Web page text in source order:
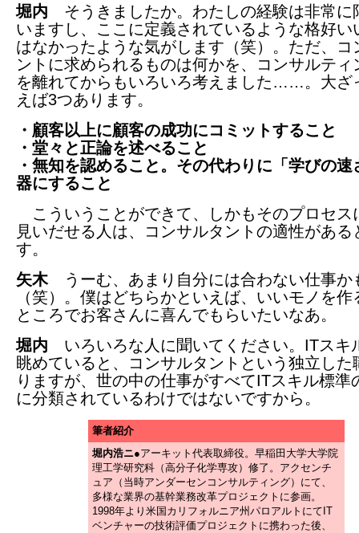
堀内 そうきましたか。わたしの経験は非常に
いますし、ここに定義されているような格好い
はなかったような気がします（笑）。ただ、コ
ントに求められるものは何かを、コンサルティ
を離れてからもいろいろ考えました……。大ざ
えば3つあります。
・顧客以上に顧客の成功にコミットすること
・堂々と正論を述べること
・無知を認めること。その代わりに「学びの速
器にすること
こういうことができて、しかもそのプロセス
見いだせる人は、コンサルタントの適性がある
す。
矢木うーむ、あまり自分には合わない仕事か
（笑）。僕はどちらかといえば、いいモノを作
ところでお客さんに喜んでもらいたいなあ。
堀内 いろいろな人に聞いてください。ITスキ
眺めていると、コンサルタントという独立した
りますが、世の中の仕事がすべてITスキル標準
に分類されているわけではないですから。
筆者紹介
堀内浩ニ●アーキット代表取締役。早稲田大学大学院
理工学研究科（高分子化学専攻）修了。アクセンチ
ュア（当時アンダーセンコンサルティング）にて、
多様な業界の基幹業務改革プロジェクトに参画。
1998年より米国カリフォルニア州パロアルトにてIT
ベンチャーの技術評価プロジェクトに携わった後、